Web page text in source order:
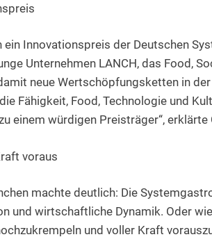
Innovationspreis der Deutschen
Unternehmen LANCH, das Food,
neue Wertschöpfungsketten in
Fähigkeit, Food, Technologie und
einem würdigen Preisträger“, erklärte
voraus
machte deutlich: Die
und wirtschaftliche Dynamik. Oder
und voller Kraft